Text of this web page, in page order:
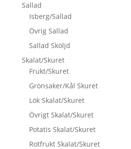
Sallad
Isberg/Sallad
Övrig Sallad
Sallad Sköljd
Skalat/Skuret
Frukt/Skuret
Grönsaker/Kål Skuret
Lök Skalat/Skuret
Övrigt Skalat/Skuret
Potatis Skalat/Skuret
Rotfrukt Skalat/Skuret